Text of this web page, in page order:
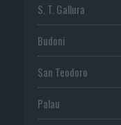
S. T. Gallura
Budoni
San Teodoro
Palau